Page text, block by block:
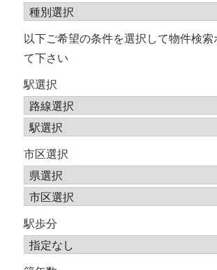
シ
ョ
ン
以下ご希望の条件を選択して物件検索
て下さい
駅選択
市区選択
駅歩分